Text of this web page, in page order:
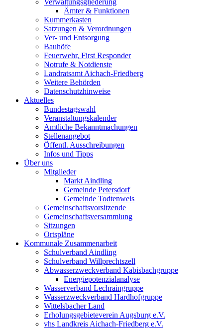
Verwaltungsgliederung
Ämter & Funktionen
Kummerkasten
Satzungen & Verordnungen
Ver- und Entsorgung
Bauhöfe
Feuerwehr, First Responder
Notrufe & Notdienste
Landratsamt Aichach-Friedberg
Weitere Behörden
Datenschutzhinweise
Aktuelles
Bundestagswahl
Veranstaltungskalender
Amtliche Bekanntmachungen
Stellenangebot
Öffentl. Ausschreibungen
Infos und Tipps
Über uns
Mitglieder
Markt Aindling
Gemeinde Petersdorf
Gemeinde Todtenweis
Gemeinschaftsvorsitzende
Gemeinschaftsversammlung
Sitzungen
Ortspläne
Kommunale Zusammenarbeit
Schulverband Aindling
Schulverband Willprechtszell
Abwasserzweckverband Kabisbachgruppe
Energiepotenzialanalyse
Wasserverband Lechraingruppe
Wasserzweckverband Hardhofgruppe
Wittelsbacher Land
Erholungsgebieteverein Augsburg e.V.
vhs Landkreis Aichach-Friedberg e.V.